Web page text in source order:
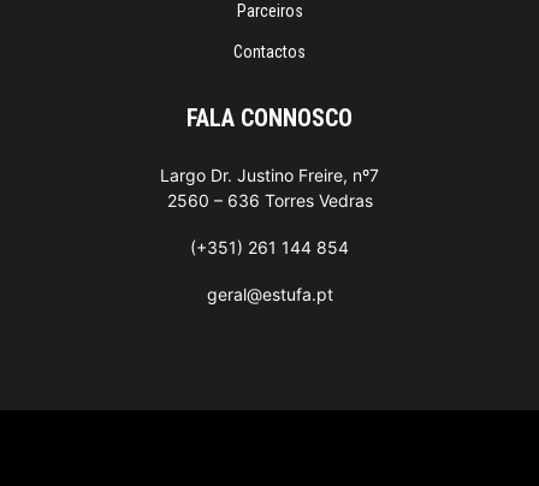
Parceiros
Contactos
FALA CONNOSCO
Largo Dr. Justino Freire, nº7
2560 – 636 Torres Vedras
(+351) 261 144 854
geral@estufa.pt